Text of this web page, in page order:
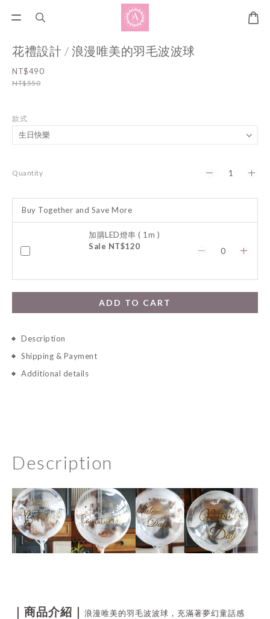
花禮設計 / 浪漫唯美的羽毛波波球
NT$490
NT$550
款式
Quantity
Buy Together and Save More
加購LED燈串 ( 1m )
Sale NT$120
ADD TO CART
Description
Shipping & Payment
Additional details
Description
｜商品介紹｜ 浪漫唯美的羽毛波波球，充滿著夢幻童話感